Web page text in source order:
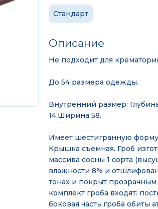
Стандарт
Описание
Не подходит для
До 54 размера одежды.
Внутренний размер:
14,Ширина 58.
Имеет шестигранную
Крышка съемная. Гроб
массива сосны 1 сорта
влажности 8% и
тонах и покрыт
комплект гроба входят:
боковая часть гроба обиты